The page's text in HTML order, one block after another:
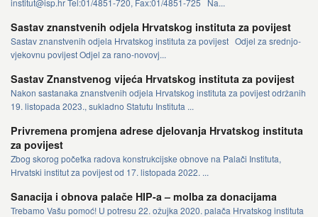
institut@isp.hr Tel:01/4851-720, Fax:01/4851-725 Na...
Sastav znanstvenih odjela Hrvatskog instituta za povijest
Sastav znanstvenih odjela Hrvatskog instituta za povijest Odjel za srednjo-
vjekovnu povijest Odjel za rano-novovj...
Sastav Znanstvenog vijeća Hrvatskog instituta za povijest
Nakon sastanaka znanstvenih odjela Hrvatskog instituta za povijest održanih
19. listopada 2023., sukladno Statutu Instituta ...
Privremena promjena adrese djelovanja Hrvatskog instituta
za povijest
Zbog skorog početka radova konstrukcijske obnove na Palači Instituta,
Hrvatski institut za povijest od 17. listopada 2022. ...
Sanacija i obnova palače HIP-a – molba za donacijama
Trebamo Vašu pomoć! U potresu 22. ožujka 2020. palača Hrvatskog instituta